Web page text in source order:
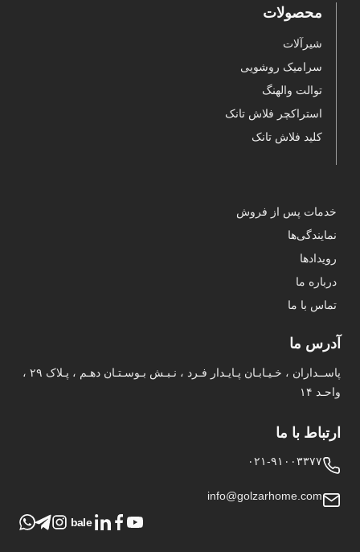
bale
آدرس ما
پاســداران ، خـیـابـان پـایـدار فـرد ، نـبـش بـوسـتـان دهـم ، پـلاک ۲۹ ،
واحـد ۱۴
ارتباط با ما
۰۲۱-۹۱۰۰۳۳۷۷
info@golzarhome.com
خدمات پس از فروش
نمایندگی‌ها
رویدادها
درباره ما
تماس با ما
محصولات
شیرآلات
سرامیک روشویی
توالت والهنگ
استراکچر فلاش تانک
کلید فلاش تانک